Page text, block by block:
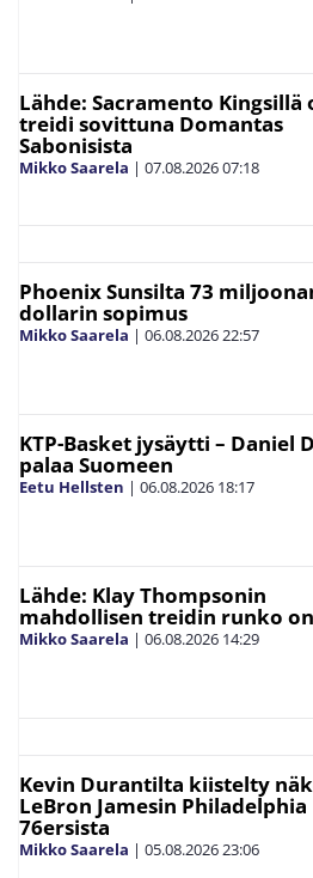
Lähde: Sacramento Kingsillä
treidi sovittuna Domantas
Sabonisista
Mikko Saarela | 07.08.202607:18
Phoenix Sunsilta 73
dollarin sopimus
Mikko Saarela | 06.08.202622:57
KTP-Basket jysäytti – Daniel
palaa Suomeen
Eetu Hellsten | 06.08.2026 18:17
Lähde: Klay Thompsonin
mahdollisen treidin runko
Mikko Saarela | 06.08.2026 14:29
Kevin Durantilta kiistelty
LeBron Jamesin Philadelphia
76ersista
Mikko Saarela | 05.08.202623:06